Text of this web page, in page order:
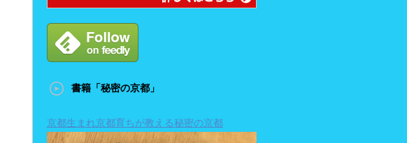
書籍「秘密の京都」
京都生まれ京都育ちが教える秘密の京都